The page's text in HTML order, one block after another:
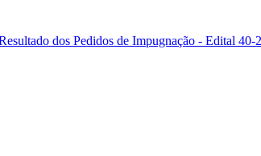
dos Pedidos de Impugnação - Edital 40-